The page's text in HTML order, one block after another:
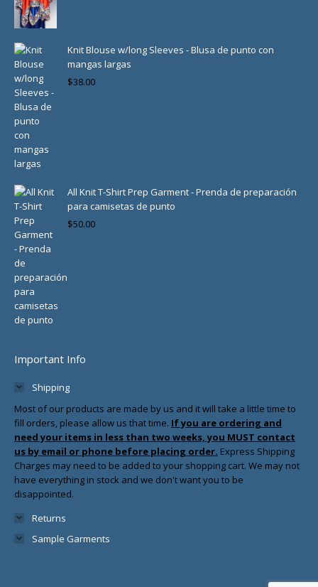
Knit Blouse w/long Sleeves - Blusa de punto con
mangas largas
$38.00
All Knit T-Shirt Prep Garment - Prenda de preparación
para camisetas de punto
$50.00
Important Info
Shipping
Most of our products are made by us and it will take a little time to
fill orders, please allow us that time. If you are ordering and
need your items in less than two weeks, you MUST contact
us by email or phone before placing order. Express Shipping
Charges may need to be added to your shopping cart. We may not
have everything in stock and we don't want you to be
disappointed.
Returns
Sample Garments